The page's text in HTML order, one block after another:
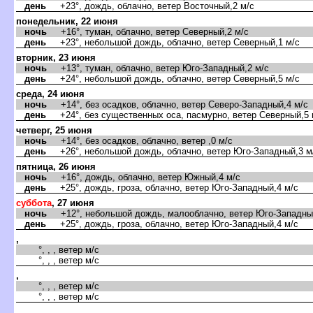
день +23°, дождь, облачно, ветер Восточный,2 м/с
понедельник, 22 июня
ночь +16°, туман, облачно, ветер Северный,2 м/с
день +23°, небольшой дождь, облачно, ветер Северный,1 м/с
торник, 23 июня
ночь +13°, туман, облачно, ветер Юго-Западный,2 м/с
день +24°, небольшой дождь, облачно, ветер Северный,5 м/с
среда, 24 июня
ночь +14°, без осадков, облачно, ветер Северо-Западный,4 м/с
день +24°, без существенных оса, пасмурно, ветер Северный,5
четверг, 25 июня
ночь +14°, без осадков, облачно, ветер ,0 м/с
день +26°, небольшой дождь, облачно, ветер Юго-Западный,3
пятница, 26 июня
ночь +16°, дождь, облачно, ветер Южный,4 м/с
день +25°, дождь, гроза, облачно, ветер Юго-Западный,4 м/с
суббота, 27 июня
ночь +12°, небольшой дождь, малооблачно, ветер Юго-
день +25°, дождь, гроза, облачно, ветер Юго-Западный,4 м/с
,
°, , , ветер м/с
°, , , ветер м/с
,
°, , , ветер м/с
°, , , ветер м/с